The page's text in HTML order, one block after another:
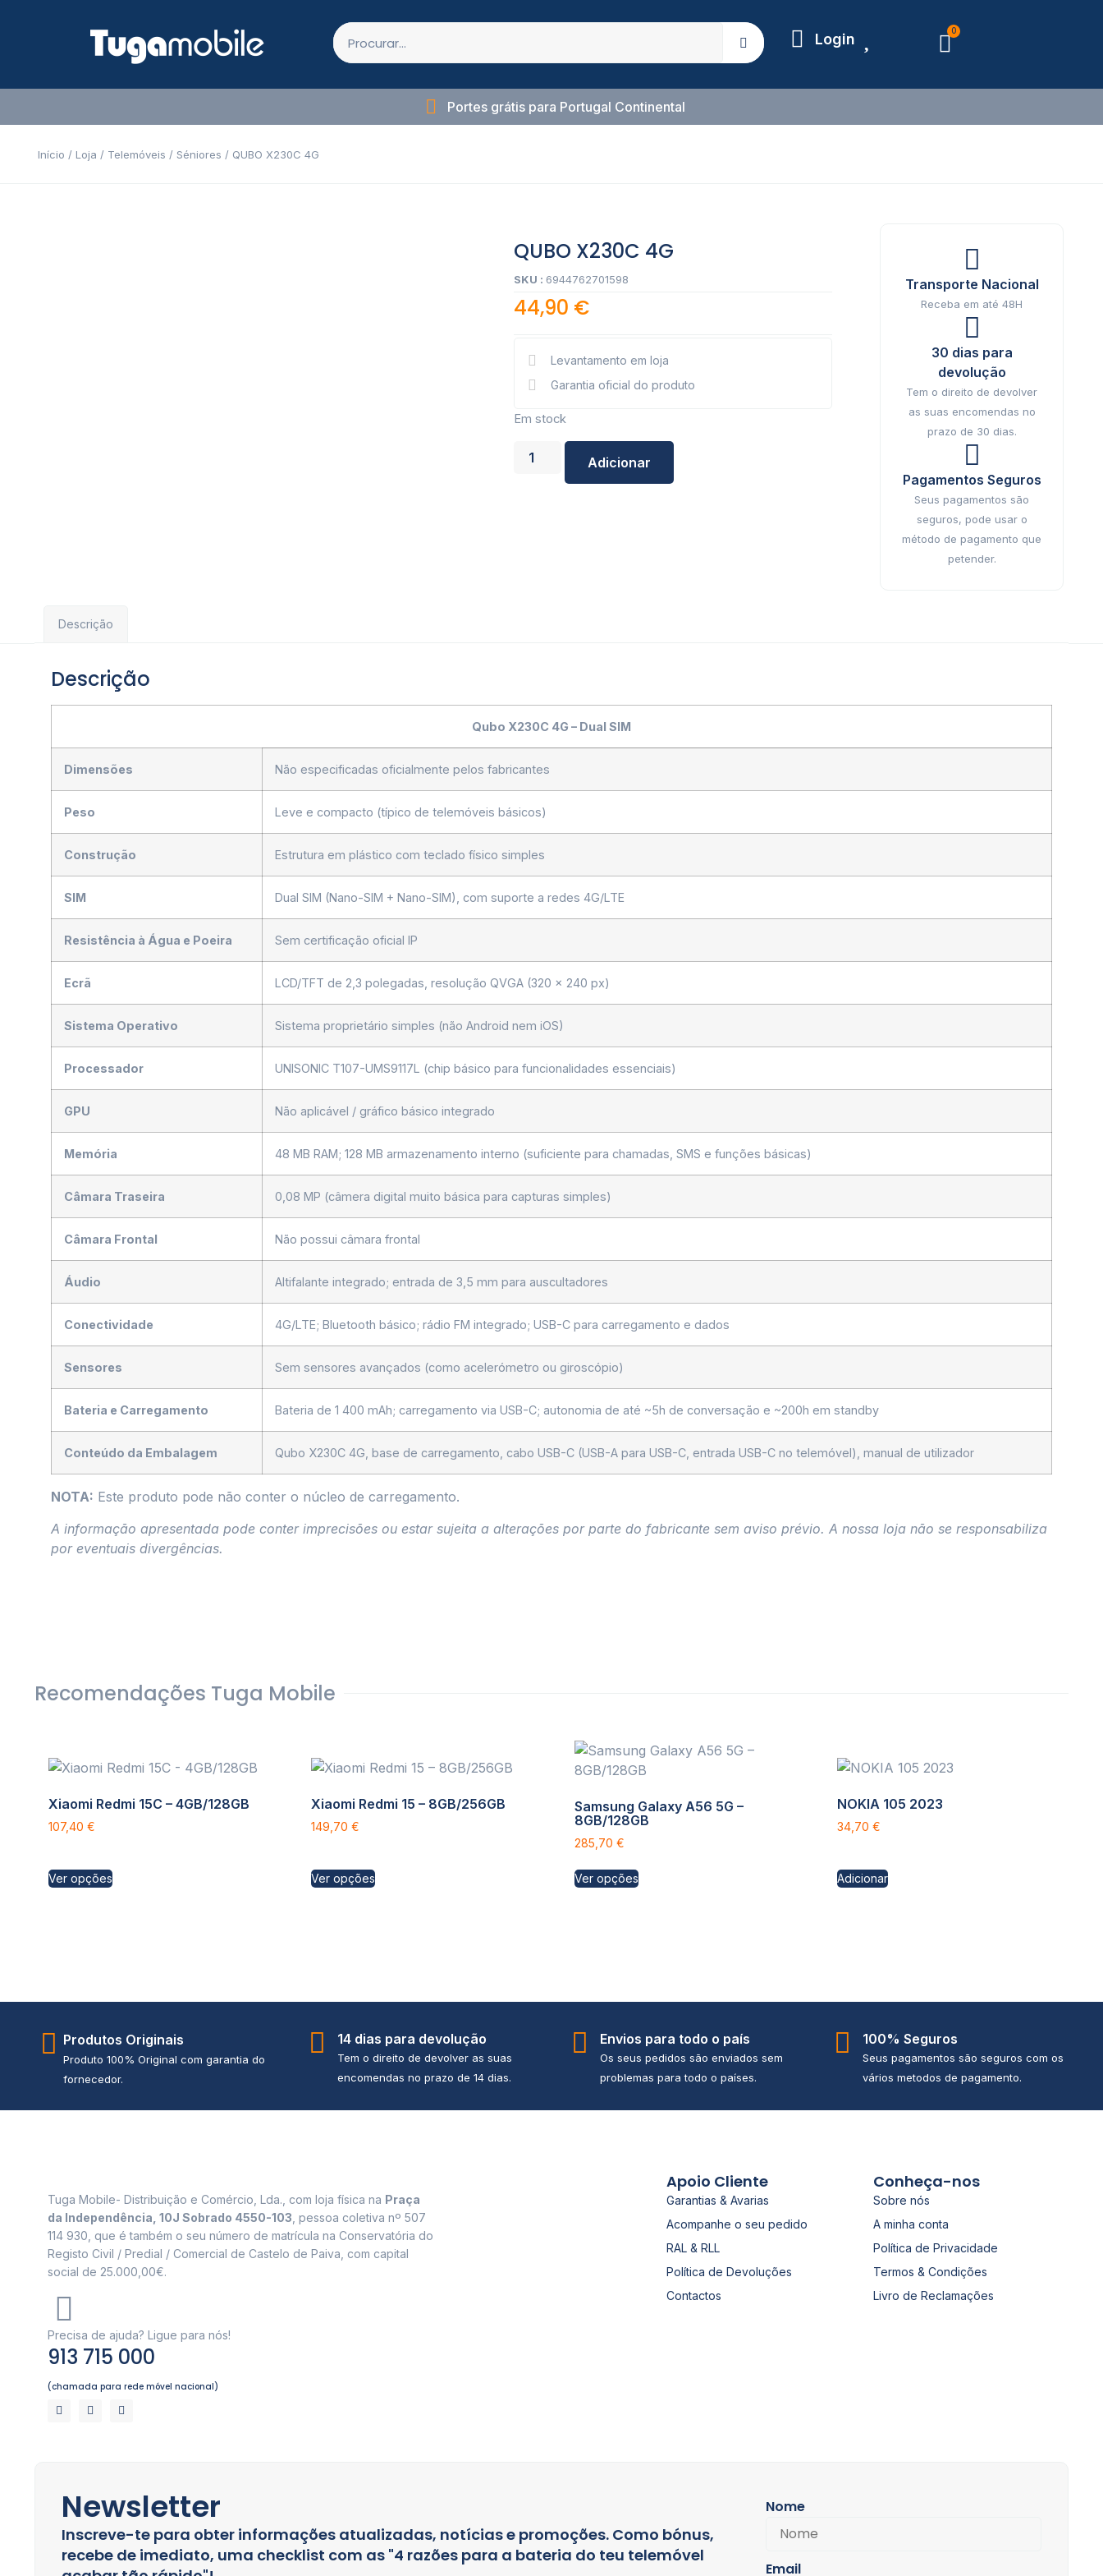
Login 0
Portes grátis para Portugal Continental
Início / Loja / Telemóveis / Séniores / QUBO X230C 4G
QUBO X230C 4G
SKU : 6944762701598
44,90 €
Levantamento em loja
Garantia oficial do produto
Em stock
Adicionar
Transporte Nacional
Receba em até 48H
30 dias para
devolução
Tem o direito de devolver
as suas encomendas no
prazo de 30 dias.
Pagamentos Seguros
Seus pagamentos são
seguros, pode usar o
método de pagamento que
petender.
Descrição
Descrição
Qubo X230C 4G – Dual SIM
Dimensões Não especificadas oficialmente pelos fabricantes
Peso Leve e compacto (típico de telemóveis básicos)
Construção Estrutura em plástico com teclado físico simples
SIM Dual SIM (Nano-SIM + Nano-SIM), com suporte a redes 4G/LTE
Resistência à Água e Poeira Sem certificação oficial IP
Ecrã LCD/TFT de 2,3 polegadas, resolução QVGA (320 × 240 px)
Sistema Operativo Sistema proprietário simples (não Android nem iOS)
Processador UNISONIC T107-UMS9117L (chip básico para funcionalidades essenciais)
GPU Não aplicável / gráfico básico integrado
Memória 48 MB RAM; 128 MB armazenamento interno (suficiente para chamadas, SMS e funções básicas)
Câmara Traseira 0,08 MP (câmera digital muito básica para capturas simples)
Câmara Frontal Não possui câmara frontal
Áudio Altifalante integrado; entrada de 3,5 mm para auscultadores
Conectividade 4G/LTE; Bluetooth básico; rádio FM integrado; USB-C para carregamento e dados
Sensores Sem sensores avançados (como acelerómetro ou giroscópio)
Bateria e Carregamento Bateria de 1 400 mAh; carregamento via USB-C; autonomia de até ~5h de conversação e ~200h em standby
Conteúdo da Embalagem Qubo X230C 4G, base de carregamento, cabo USB-C (USB-A para USB-C, entrada USB-C no telemóvel), manual de utilizador
NOTA: Este produto pode não conter o núcleo de carregamento.
A informação apresentada pode conter imprecisões ou estar sujeita a alterações por parte do fabricante sem aviso prévio. A nossa loja não se responsabiliza
por eventuais divergências.
Recomendações Tuga Mobile
Xiaomi Redmi 15C – 4GB/128GB
107,40 €
Ver opções
Xiaomi Redmi 15 – 8GB/256GB
149,70€
Ver opções
Samsung Galaxy A56 5G –
8GB/128GB
285,70 €
Ver opções
NOKIA 105 2023
34,70 €
Adicionar
Produtos Originais
Produto 100% Original com garantia do
fornecedor.
14 dias para devolução
Tem o direito de devolver as suas
encomendas no prazo de 14 dias.
Envios para todo o país
Os seus pedidos são enviados sem
problemas para todo o países.
100% Seguros
Seus pagamentos são seguros com os
vários metodos de pagamento.
Tuga Mobile- Distribuição e Comércio, Lda., com loja física na Praça
da Independência, 10J Sobrado 4550-103 , pessoa coletiva nº 507
114 930, que é também o seu número de matrícula na Conservatória do
Registo Civil / Predial / Comercial de Castelo de Paiva, com capital
social de 25.000,00€.
Precisa de ajuda? Ligue para nós!
913 715 000
(chamada para rede móvel nacional)
Apoio Cliente
Garantias & Avarias
Acompanhe o seu pedido
RAL & RLL
Política de Devoluções
Contactos
Conheça-nos
Sobre nós
A minha conta
Política de Privacidade
Termos & Condições
Livro de Reclamações
Newsletter
Inscreve-te para obter informações atualizadas, notícias e promoções. Como bónus,
recebe de imediato, uma checklist com as "4 razões para a bateria do teu telemóvel
Nome
Email